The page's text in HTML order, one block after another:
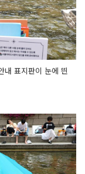
내 표지판이 눈에 띈